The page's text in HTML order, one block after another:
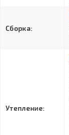
Сборка:
Утепление: